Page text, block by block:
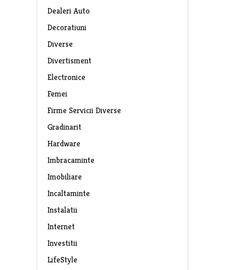
Dealeri Auto
Decoratiuni
Diverse
Divertisment
Electronice
Femei
Firme Servicii Diverse
Gradinarit
Hardware
Imbracaminte
Imobiliare
Incaltaminte
Instalatii
Internet
Investitii
LifeStyle